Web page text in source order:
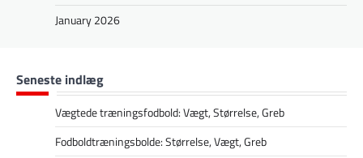
January 2026
Seneste indlæg
Vægtede træningsfodbold: Vægt, Størrelse, Greb
Fodboldtræningsbolde: Størrelse, Vægt, Greb